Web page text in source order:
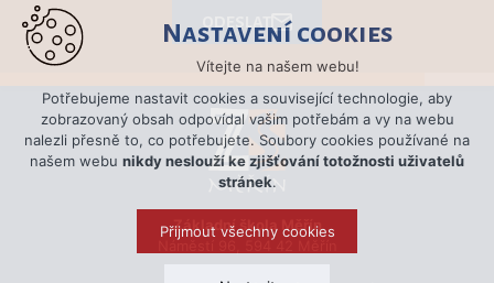
Základní škola Měřín
Náměstí 96, 594 42 Měřín
Nastavení cookies
Vítejte na našem webu!
Potřebujeme nastavit cookies a související technologie, aby
zobrazovaný obsah odpovídal vašim potřebám a vy na webu
nalezli přesně to, co potřebujete. Soubory cookies používané na
našem webu nikdy neslouží ke zjišťování totožnosti uživatelů
stránek.
Přijmout všechny cookies